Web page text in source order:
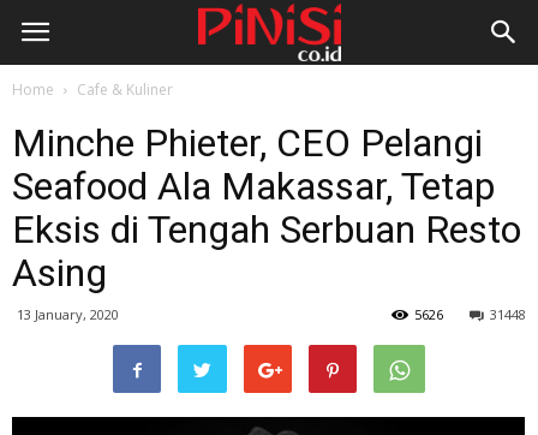
Home Cafe & Kuliner
Minche Phieter, CEO Pelangi
Seafood Ala Makassar, Tetap
Eksis di Tengah Serbuan Resto
Asing
13 January, 2020 31448
5626